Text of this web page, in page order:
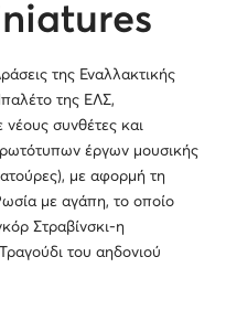
της Εναλλακτικής
της ΕΛΣ,
συνθέτες και
έργων μουσικής
με αφορμή τη
με αγάπη, το οποίο
Στραβίνσκι-η
Τραγούδι του αηδονιού